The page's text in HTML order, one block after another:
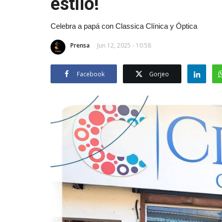
Celebra a papá con Classica Clínica y Óptica
Prensa Jun 12, 2025 - 10:58
Facebook Gorjeo